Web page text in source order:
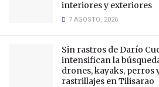
interiores y exteriores
7 AGOSTO, 2026
Sin rastros de Darío
intensifican la
drones, kayaks, perros
rastrillajes en Tilisarao